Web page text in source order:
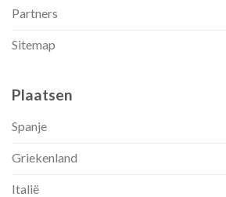
Partners
Sitemap
Plaatsen
Spanje
Griekenland
Italië